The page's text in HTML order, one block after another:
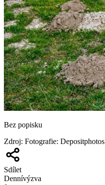
Bez popisku
Zdroj: Fotografie: Depositphotos
Sdílet
Dennívýzva